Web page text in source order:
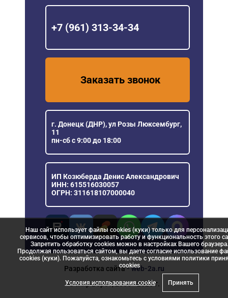
+7 (961) 313-34-34
Заказать звонок
г. Донецк (ДНР), ул Розы Люксембург,
11
пн-сб с 9:00 до 18:00
ИП Козюберда Денис Александрович
ИНН: 615516030057
ОГРН: 311618107000040
Разработка сайта- web-2a.ru
© Мир Ворот, 2006 - 2026 г.
Наш сайт использует файлы cookies (куки) только для
сервисов, чтобы оптимизировать работу и функциональность этого
Запретить обработку cookies можно в настройках Вашего браузера.
Продолжая пользоваться сайтом, вы даете согласие использование
cookies (куки). Пожалуйста, ознакомьтесь с условиями политики
сookies
Условия использования cookie Принять